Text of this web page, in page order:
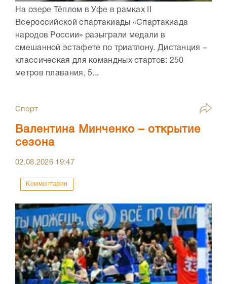
На озере Тёплом в Уфе в рамках II
Всероссийской спартакиады «Спартакиада
народов России» разыграли медали в
смешанной эстафете по триатлону. Дистанция –
классическая для командных стартов: 250
метров плавания, 5...
Спорт
Валентина Минченко – открытие
сезона
02.08.2026 19:47
Комментарии